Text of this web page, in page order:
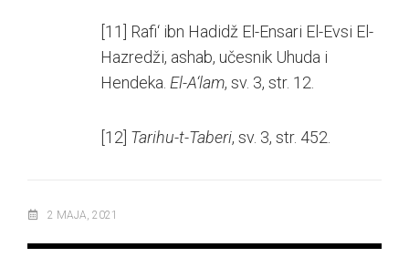
[11]
Rafi‘ ibn Hadidž El-Ensari El-Evsi El-
Hazredži, ashab, učesnik Uhuda i
Hendeka. El-A‘lam, sv. 3, str. 12.
[12] Tarihu-t-Taberi, sv. 3, str. 452.
2 MAJA, 2021